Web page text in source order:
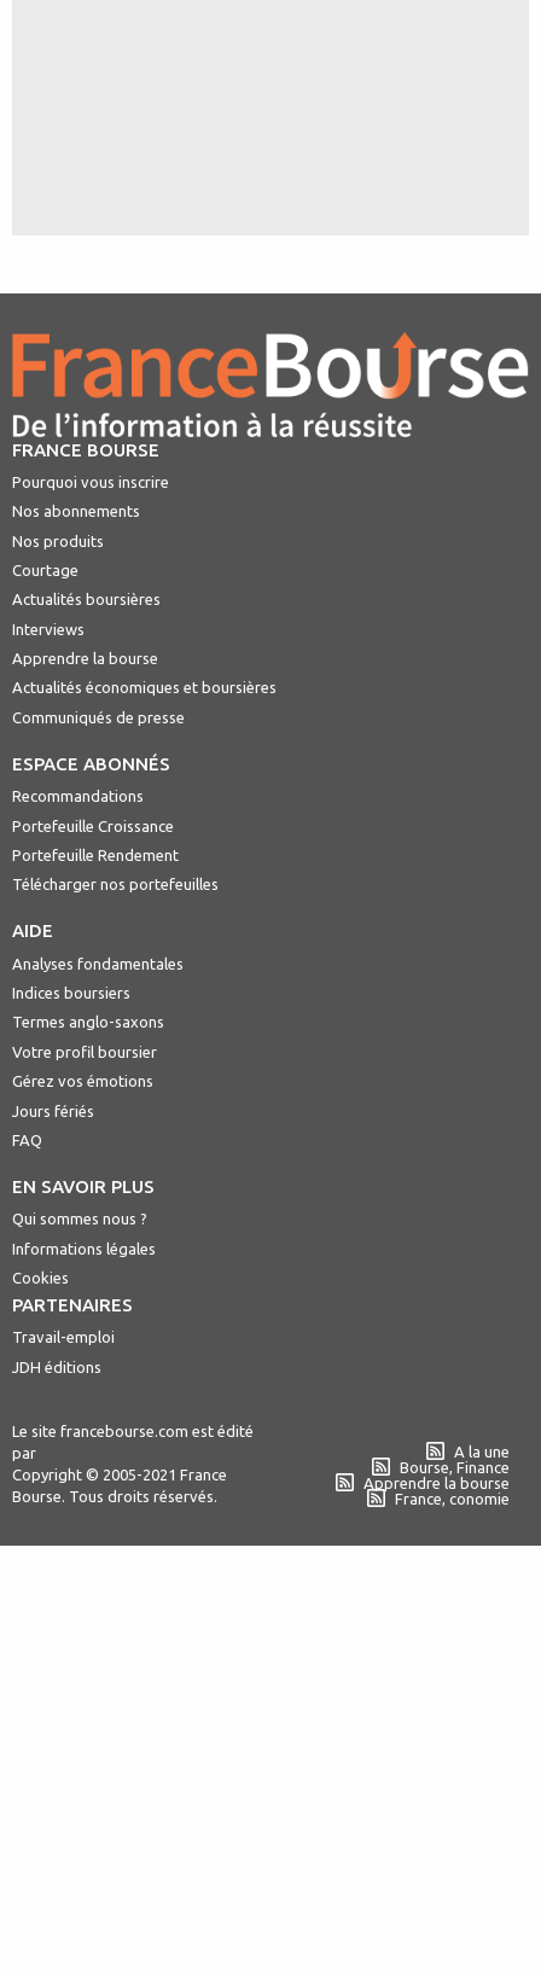
FRANCE BOURSE
Pourquoi vous inscrire
Nos abonnements
Nos produits
Courtage
Actualités boursières
Interviews
Apprendre la bourse
Actualités économiques et boursières
Communiqués de presse
ESPACE ABONNÉS
Recommandations
Portefeuille Croissance
Portefeuille Rendement
Télécharger nos portefeuilles
AIDE
Analyses fondamentales
Indices boursiers
Termes anglo-saxons
Votre profil boursier
Gérez vos émotions
Jours fériés
FAQ
EN SAVOIR PLUS
Qui sommes nous ?
Informations légales
Cookies
PARTENAIRES
Travail-emploi
JDH éditions
Le site francebourse.com est édité
par
Copyright © 2005-2021 France
Bourse. Tous droits réservés.
A la une
Bourse, Finance
Apprendre la bourse
France, conomie